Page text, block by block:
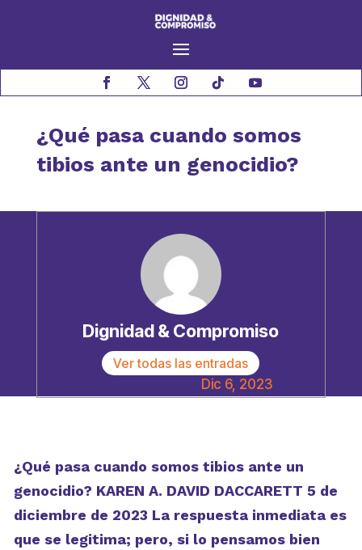
¿Qué pasa cuando somos
tibios ante un genocidio?
Dignidad & Compromiso
Ver todas las entradas
Dic 6, 2023
¿Qué pasa cuando somos tibios ante un
genocidio? KAREN A. DAVID DACCARETT 5 de
diciembre de 2023 La respuesta inmediata es
que se legitima; pero, si lo pensamos bien